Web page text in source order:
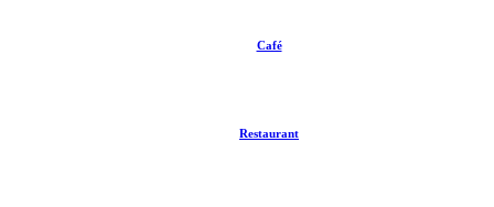
Café
Restaurant